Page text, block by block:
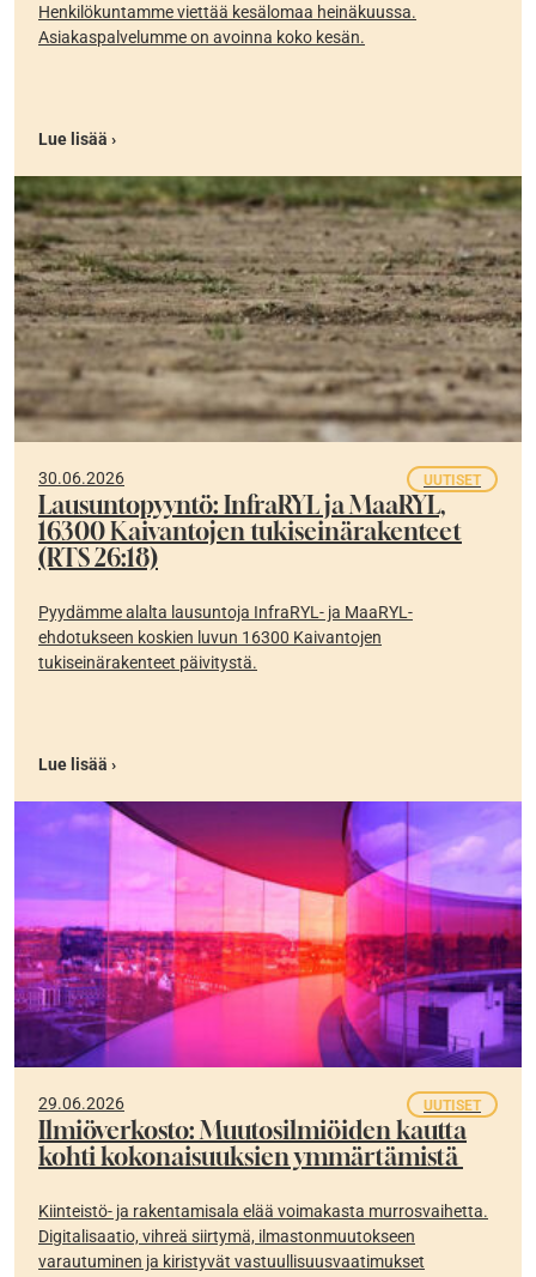
Henkilökuntamme viettää kesälomaa heinäkuussa.
Asiakaspalvelumme on avoinna koko kesän.
Lue lisää ›
30.06.2026 UUTISET
Lausuntopyyntö: InfraRYL ja MaaRYL,
16300 Kaivantojen tukiseinärakenteet
(RTS 26:18)
Pyydämme alalta lausuntoja InfraRYL- ja MaaRYL-
ehdotukseen koskien luvun 16300 Kaivantojen
tukiseinärakenteet päivitystä.
Lue lisää ›
29.06.2026 UUTISET
Ilmiöverkosto: Muutosilmiöiden kautta
kohti kokonaisuuksien ymmärtämistä
Kiinteistö- ja rakentamisala elää voimakasta murrosvaihetta.
Digitalisaatio, vihreä siirtymä, ilmastonmuutokseen
varautuminen ja kiristyvät vastuullisuusvaatimukset